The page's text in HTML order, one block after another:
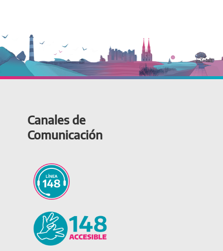
Canales de
Comunicación